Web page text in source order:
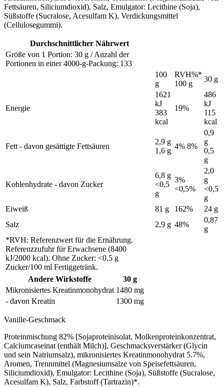
Fettsäuren, Siliciumdioxid), Salz, Emulgator: Lecithine (Soja),
Süßstoffe (Sucralose, Acesulfam K), Verdickungsmittel
(Cellulosegummi).
Durchschnittlicher Nährwert
Größe von 1 Portion: 30 g / Anzahl der
Portionen in einer 4000-g-Packung: 133
100
g
RVH%*
100 g
30 g
Energie
1621
kJ
383
kcal
19%
486
kJ
115
kcal
Fett - davon gesättigte Fettsäuren
2,9 g
1,6 g
4% 8%
0,9
g
0,5
g
Kohlenhydrate - davon Zucker
6,8 g
<0,5
g
3%
<0,5%
2,0
g
<0,5
g
Eiweiß
81 g 162%
24 g
Salz
2,9 g 48%
0,87
g
*RVH: Referenzwert für die Ernährung.
Referenzzufuhr für Erwachsene (8400
kJ/2000 kcal). Ohne Zucker: <0,5 g
Zucker/100 ml Fertiggetränk.
Andere Wirkstoffe
30 g
Mikronisiertes Kreatinmonohydrat 1480 mg
- davon Kreatin
1300 mg
Vanille-Geschmack
Proteinmischung 82% [Sojaproteinisolat, Molkenproteinkonzentrat,
Calciumcaseinat (enthält Milch)], Geschmacksverstärker (Glycin
und sein Natriumsalz), mikronisiertes Kreatinmonohydrat 5.7%,
Aromen, Trennmittel (Magnesiumsalze von Speisefettsäuren,
Siliciumdioxid), Emulgator: Lecithine (Soja), Süßstoffe (Sucralose,
Acesulfam K), Salz, Farbstoff (Tartrazin)*.